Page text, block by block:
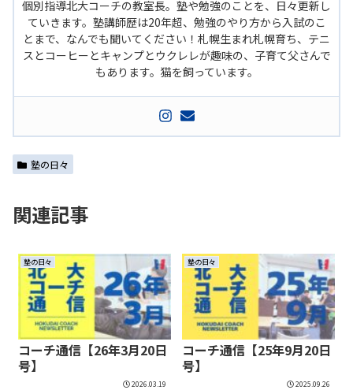
個別指導北大コーチの教室長。塾や勉強のことを、日々更新し
ていきます。塾講師歴は20年超、勉強のやり方から入試のこ
とまで、なんでも聞いてください！札幌生まれ札幌育ち、テニ
スとコーヒーとキャンプとウクレレが趣味の、子育て父さんで
もあります。猫を飼っています。
塾の日々
関連記事
塾の日々
コーチ通信【26年3月20日
号】
2026.03.19
塾の日々
コーチ通信【25年9月20日
号】
2025.09.26